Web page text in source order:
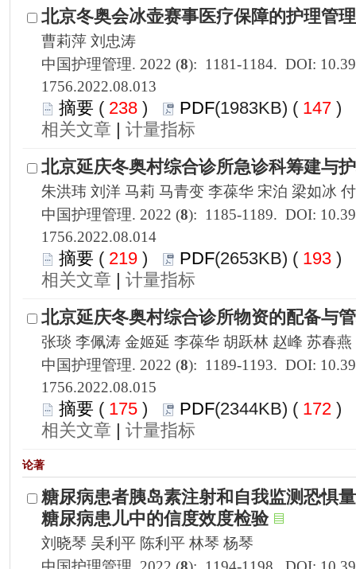
1756.2022.08.013
238 ) 147 )
|
1756.2022.08.014
219 ) 193 )
|
1756.2022.08.015
175 ) 172 )
|